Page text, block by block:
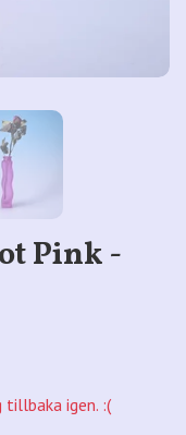
Pink -
igen. :(